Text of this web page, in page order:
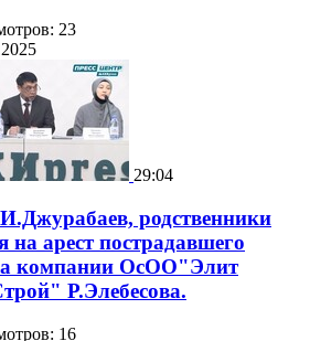
23
29:04
родственники
на арест пострадавшего
компании ОсОО"Элит
Р.Элебесова.
16